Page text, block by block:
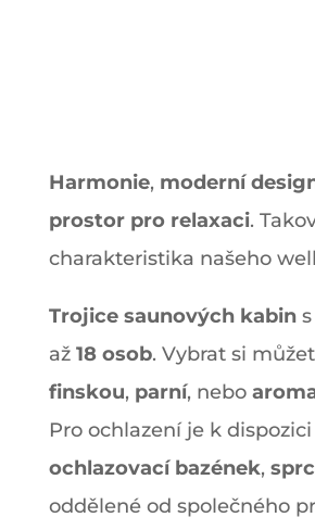
Harmonie, moderní
prostor pro relaxaci.
charakteristika našeho
Trojice saunových kabins
až 18 osob. Vybrat si
finskou, parní, nebo
Pro ochlazení je k
ochlazovací bazének,
oddělené od společného